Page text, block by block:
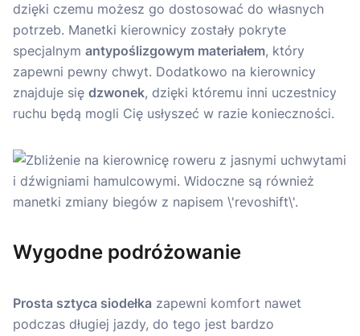
dzięki czemu możesz go dostosować do własnych
potrzeb. Manetki kierownicy zostały pokryte
specjalnym antypoślizgowym materiałem, który
zapewni pewny chwyt. Dodatkowo na kierownicy
znajduje się dzwonek, dzięki któremu inni uczestnicy
ruchu będą mogli Cię usłyszeć w razie konieczności.
Wygodne podróżowanie
Prosta sztyca siodełka zapewni komfort nawet
podczas długiej jazdy, do tego jest bardzo